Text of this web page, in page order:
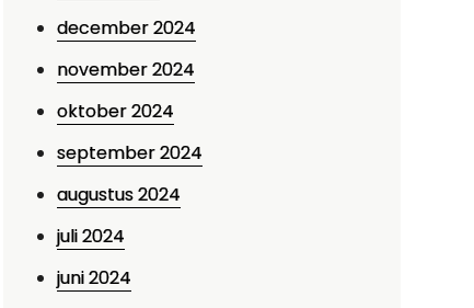
december 2024
november 2024
oktober 2024
september 2024
augustus 2024
juli 2024
juni 2024